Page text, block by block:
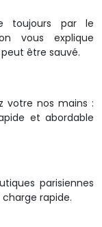
toujours par le
vous explique
être sauvé.
votre nos mains :
et abordable
parisiennes
rapide.